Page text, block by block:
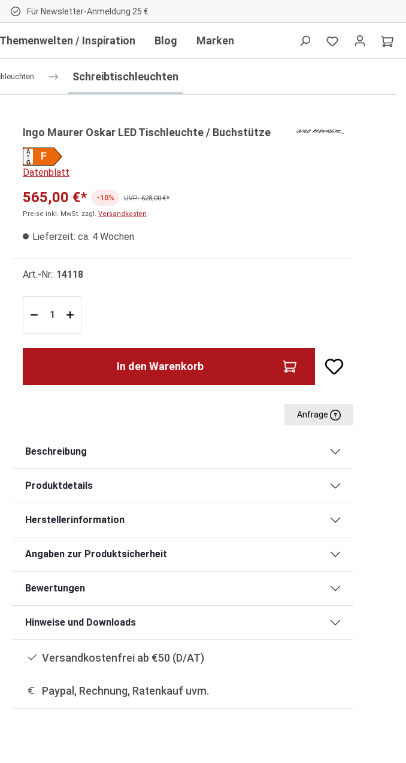
Für Newsletter-Anmeldung 25 €
Themenwelten / Inspiration Blog Marken
Schreibtischleuchten
Ingo Maurer Oskar LED Tischleuchte / Buchstütze
F
A
G
Datenblatt
565,00 €* -10%
UVP: 628,00 €*
Preise inkl. MwSt. zzgl. Versandkosten
Lieferzeit: ca. 4 Wochen
Art.-Nr.: 14118
In den Warenkorb
Anfrage
Beschreibung
Produktdetails
Herstellerinformation
Angaben zur Produktsicherheit
Bewertungen
Hinweise und Downloads
Versandkostenfrei ab €50 (D/AT)
Paypal, Rechnung, Ratenkauf uvm.